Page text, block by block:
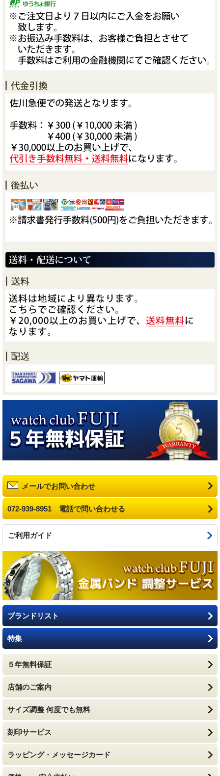
メールでお問い合わせ
072-939-8951 電話で問い合わせる
ご利用ガイド
ブランドリスト
特集
５年無料保証
店舗のご案内
サイズ調整 何度でも無料
刻印サービス
ラッピング・メッセージカード